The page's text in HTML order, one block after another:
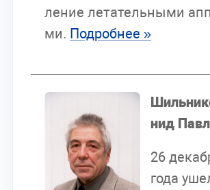
ле­ние ле­та­тель­ны­ми
ми. По­дроб­нее »
нид
26
года